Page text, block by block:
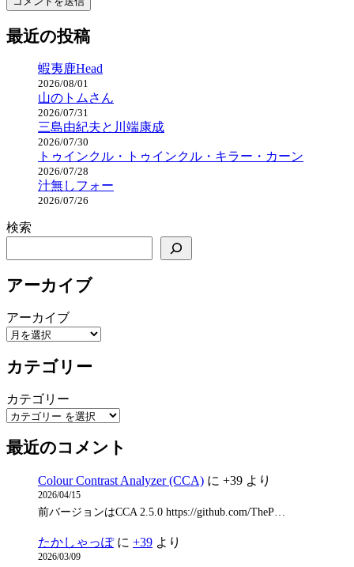
最近の投稿
蝦夷鹿Head
2026/08/01
山のトムさん
2026/07/31
三島由紀夫と川端康成
2026/07/30
トゥインクル・トゥインクル・キラー・カーン
2026/07/28
汁無しフォー
2026/07/26
検索
アーカイブ
アーカイブ
カテゴリー
カテゴリー
最近のコメント
Colour Contrast Analyzer (CCA) に +39 より
2026/04/15
前バージョンはCCA 2.5.0 https://github.com/TheP…
たかしゃっぽに +39 より
2026/03/09